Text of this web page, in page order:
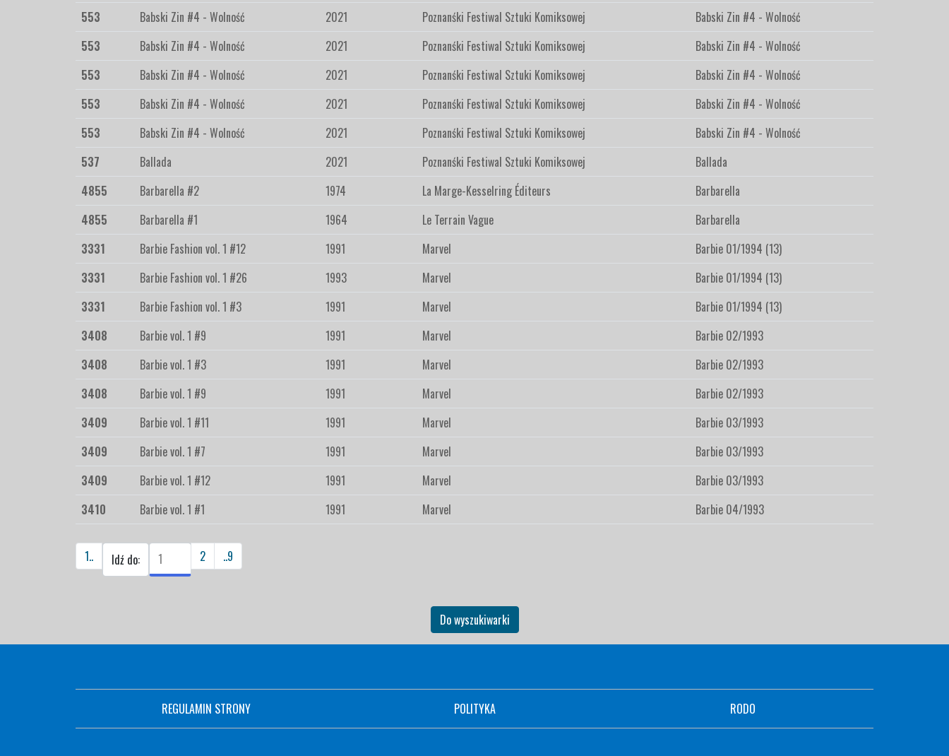
553
Babski Zin #4 - Wolność 2021 Poznanśki Festiwal Sztuki Komiksowej
Babski Zin #4 - Wolność
553
Babski Zin #4 - Wolność 2021 Poznanśki Festiwal Sztuki Komiksowej
Babski Zin #4 - Wolność
553
Babski Zin #4 - Wolność 2021 Poznanśki Festiwal Sztuki Komiksowej
Babski Zin #4 - Wolność
553
Babski Zin #4 - Wolność 2021 Poznanśki Festiwal Sztuki Komiksowej
Babski Zin #4 - Wolność
553
Babski Zin #4 - Wolność 2021 Poznanśki Festiwal Sztuki Komiksowej
Babski Zin #4 - Wolność
537
Ballada 2021 Poznanśki Festiwal Sztuki Komiksowej
Ballada
4855
Barbarella #2 1974 La Marge-Kesselring Éditeurs
Barbarella
4855
Barbarella #1 1964 Le Terrain Vague
Barbarella
3331
Barbie Fashion vol. 1 #12 1991 Marvel
Barbie 01/1994 (13)
3331
Barbie Fashion vol. 1 #26 1993 Marvel
Barbie 01/1994 (13)
3331
Barbie Fashion vol. 1 #3 1991 Marvel
Barbie 01/1994 (13)
3408
Barbie vol. 1 #9 1991 Marvel
Barbie 02/1993
3408
Barbie vol. 1 #3 1991 Marvel
Barbie 02/1993
3408
Barbie vol. 1 #9 1991 Marvel
Barbie 02/1993
3409
Barbie vol. 1 #11 1991 Marvel
Barbie 03/1993
3409
Barbie vol. 1 #7 1991 Marvel
Barbie 03/1993
3409
Barbie vol. 1 #12 1991 Marvel
Barbie 03/1993
3410
Barbie vol. 1 #1 1991 Marvel Barbie 04/1993
1.. Idź do: 2 ..9
Do wyszukiwarki
REGULAMIN STRONY POLITYKA RODO